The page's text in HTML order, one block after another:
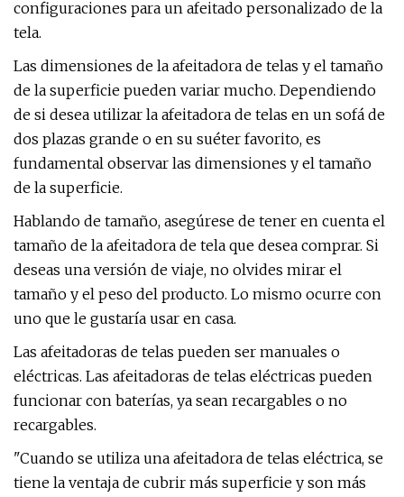
configuraciones para un afeitado personalizado de la
tela.
Las dimensiones de la afeitadora de telas y el tamaño
de la superficie pueden variar mucho. Dependiendo
de si desea utilizar la afeitadora de telas en un sofá de
dos plazas grande o en su suéter favorito, es
fundamental observar las dimensiones y el tamaño
de la superficie.
Hablando de tamaño, asegúrese de tener en cuenta el
tamaño de la afeitadora de tela que desea comprar. Si
deseas una versión de viaje, no olvides mirar el
tamaño y el peso del producto. Lo mismo ocurre con
uno que le gustaría usar en casa.
Las afeitadoras de telas pueden ser manuales o
eléctricas. Las afeitadoras de telas eléctricas pueden
funcionar con baterías, ya sean recargables o no
recargables.
"Cuando se utiliza una afeitadora de telas eléctrica, se
tiene la ventaja de cubrir más superficie y son más